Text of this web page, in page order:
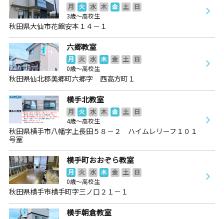
月 火 水 木 金 土
日
3歳～高校生
秋田県大仙市花館安本１４－１
六郷教室
月 火 水 木 金 土
日
0歳～高校生
秋田県仙北郡美郷町六郷字 西高方町１
横手北教室
月 火 水 木 金 土
日
4歳～高校生
秋田県横手市八幡字上長田５８－２ ハイムレリーフ１０１
号室
横手町おおぞら教室
月 火 水 木 金 土
日
0歳～高校生
秋田県横手市横手町字三ノ口２１－１
横手朝倉教室